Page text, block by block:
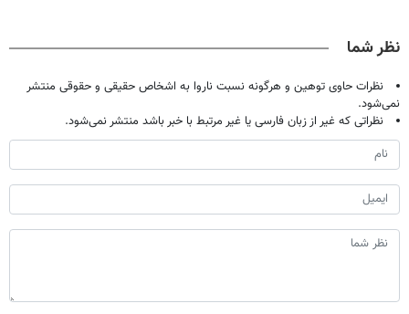
نظر شما
نظرات حاوی توهین و هرگونه نسبت ناروا به اشخاص حقیقی و حقوقی منتشر
نمی‌شود.
نظراتی که غیر از زبان فارسی یا غیر مرتبط با خبر باشد منتشر نمی‌شود.